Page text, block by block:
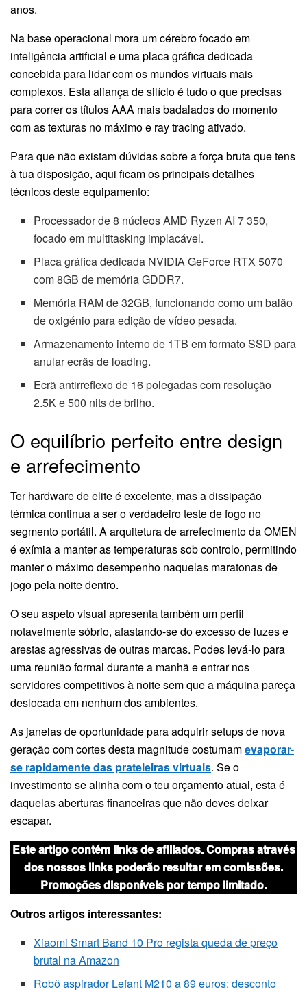
anos.
Na base operacional mora um cérebro focado em
inteligência artificial e uma placa gráfica dedicada
concebida para lidar com os mundos virtuais mais
complexos. Esta aliança de silício é tudo o que precisas
para correr os títulos AAA mais badalados do momento
com as texturas no máximo e ray tracing ativado.
Para que não existam dúvidas sobre a força bruta que tens
à tua disposição, aqui ficam os principais detalhes
técnicos deste equipamento:
Processador de 8 núcleos AMD Ryzen AI 7 350,
focado em multitasking implacável.
Placa gráfica dedicada NVIDIA GeForce RTX 5070
com 8GB de memória GDDR7.
Memória RAM de 32GB, funcionando como um balão
de oxigénio para edição de vídeo pesada.
Armazenamento interno de 1TB em formato SSD para
anular ecrãs de loading.
Ecrã antirreflexo de 16 polegadas com resolução
2.5K e 500 nits de brilho.
O equilíbrio perfeito entre design
e arrefecimento
Ter hardware de elite é excelente, mas a dissipação
térmica continua a ser o verdadeiro teste de fogo no
segmento portátil. A arquitetura de arrefecimento da OMEN
é exímia a manter as temperaturas sob controlo, permitindo
manter o máximo desempenho naquelas maratonas de
jogo pela noite dentro.
O seu aspeto visual apresenta também um perfil
notavelmente sóbrio, afastando-se do excesso de luzes e
arestas agressivas de outras marcas. Podes levá-lo para
uma reunião formal durante a manhã e entrar nos
servidores competitivos à noite sem que a máquina pareça
deslocada em nenhum dos ambientes.
As janelas de oportunidade para adquirir setups de nova
geração com cortes desta magnitude costumamevaporar-
se rapidamente das prateleiras virtuais. Se o
investimento se alinha com o teu orçamento atual, esta é
daquelas aberturas financeiras que não deves deixar
escapar.
Este artigo contém links de afiliados. Compras através
dos nossos links poderão resultar em comissões.
Promoções disponíveis por tempo limitado.
Outros artigos interessantes:
Xiaomi Smart Band 10 Pro regista queda de preço
brutal na Amazon
Robô aspirador Lefant M210 a 89 euros: desconto